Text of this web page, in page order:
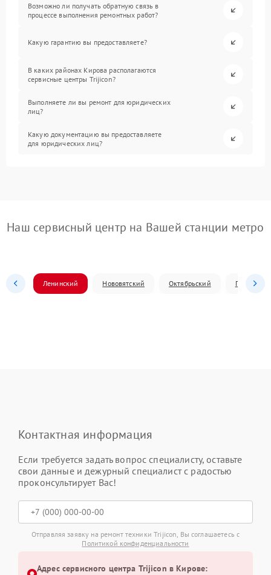
Возможно ли получать обратную связь в
процессе выполнения ремонтных работ?
Какую гарантию вы предоставляете?
В каких районах Кирова располагаются
сервисные центры Trijicon?
Выполняете ли вы ремонт для юридических
лиц?
Какую документацию вы предоставляете
для юридических лиц?
Наш сервисный центр на Вашей станции метро
Ленинский Нововятский Октябрьский
Контактная информация
Если требуется задать вопрос специалисту, оставьте
свои данные и дежурный специалист с радостью
проконсультирует Вас!
Отправляя заявку на ремонт техники Trijicon, Вы соглашаетесь с
Политикой конфиденциальности
Адрес сервисного центра Trijicon в Кирове: